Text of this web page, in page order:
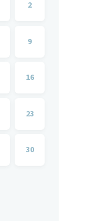
2
9
16
23
30